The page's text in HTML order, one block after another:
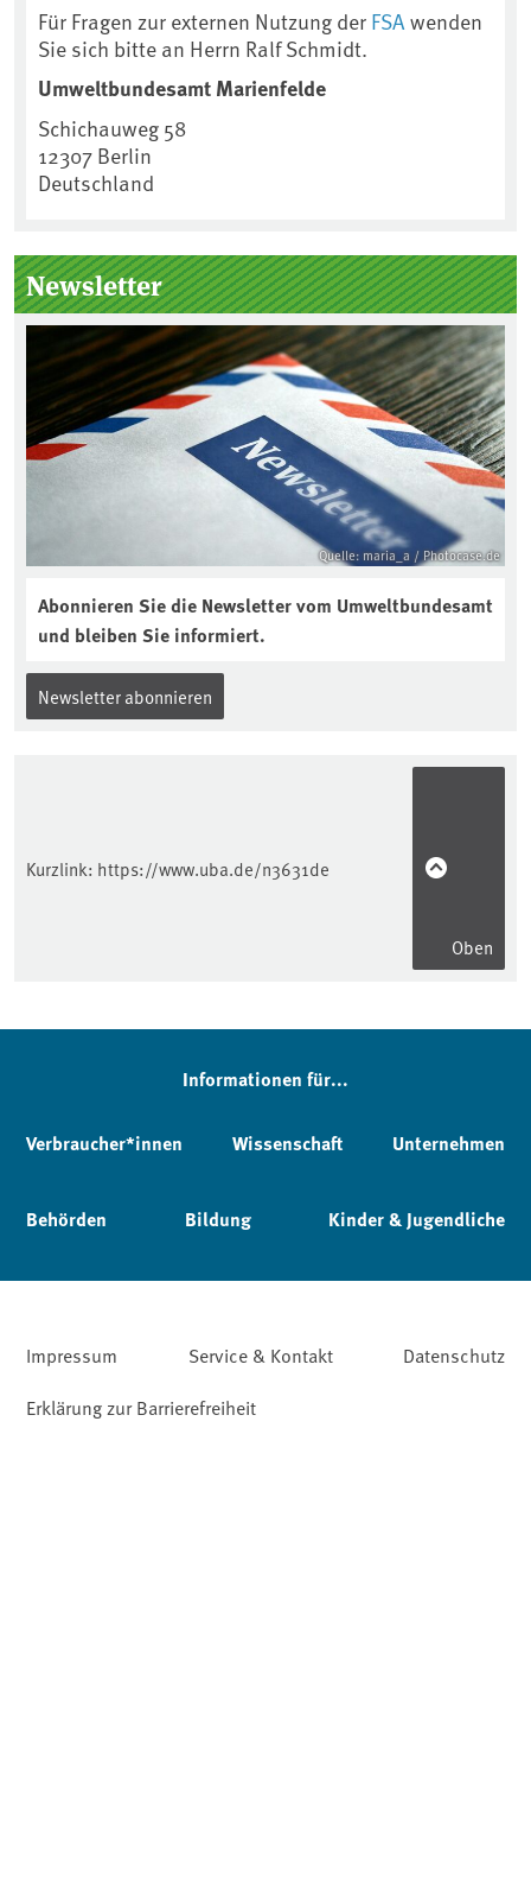
Für Fragen zur externen Nutzung der FSAwenden
Sie sich bitte an Herrn Ralf Schmidt.
Umweltbundesamt Marienfelde
Schichauweg 58
12307 Berlin
Deutschland
Newsletter
Quelle: maria_a / Photocase.de
Abonnieren Sie die Newsletter vom Umweltbundesamt
und bleiben Sie informiert.
Newsletter abonnieren
Kurzlink: https://www.uba.de/n3631de
Oben
Informationen für...
Verbraucher*innen Wissenschaft Unternehmen
Behörden Bildung Kinder & Jugendliche
Impressum Service & Kontakt
Datenschutz
Erklärung zur Barrierefreiheit